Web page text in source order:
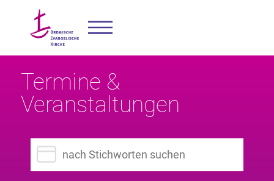
Termine &
Veranstaltungen
Suchbegriff eingeben